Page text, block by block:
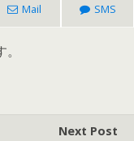
Mail SMS
Next Post